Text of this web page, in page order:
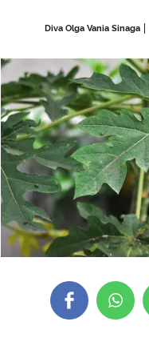
Diva Olga Vania Sinaga